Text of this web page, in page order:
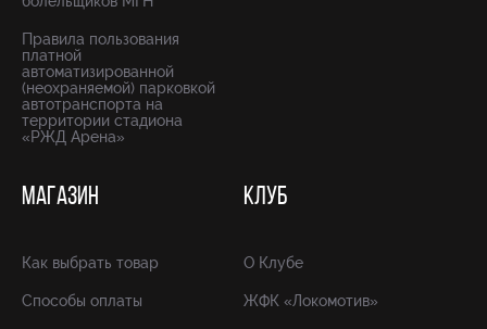
Правила пользования
платной
автоматизированной
(неохраняемой) парковкой
автотранспорта на
территории стадиона
«РЖД Арена»
МАГАЗИН
Как выбрать товар
Способы оплаты
КЛУБ
О Клубе
ЖФК «Локомотив»